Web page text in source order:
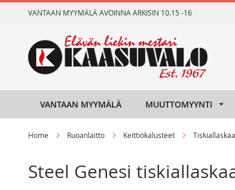
to
VANTAAN MYYMÄLÄ AVOINNA ARKISIN 10.15 -16
VANTAAN MYYMÄLÄ MUUTTOMYYNTI
Home Ruoanlaitto Keittiökalusteet
Steel Genesi